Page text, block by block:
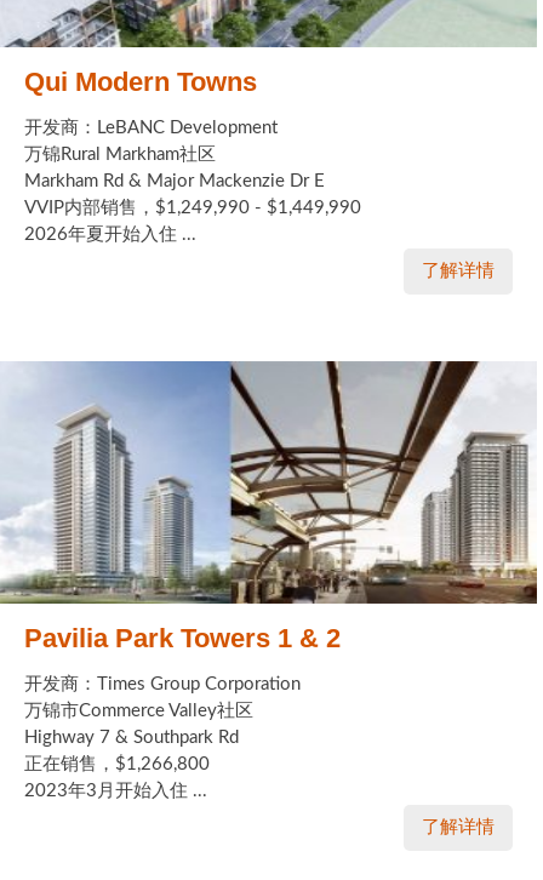
Qui Modern Towns
开发商：LeBANC Development
万锦Rural Markham社区
Markham Rd & Major Mackenzie Dr E
VVIP内部销售，$1,249,990 - $1,449,990
2026年夏开始入住 ...
了解详情
Pavilia Park Towers 1 & 2
开发商：Times Group Corporation
万锦市Commerce Valley社区
Highway 7 & Southpark Rd
正在销售，$1,266,800
2023年3月开始入住 ...
了解详情